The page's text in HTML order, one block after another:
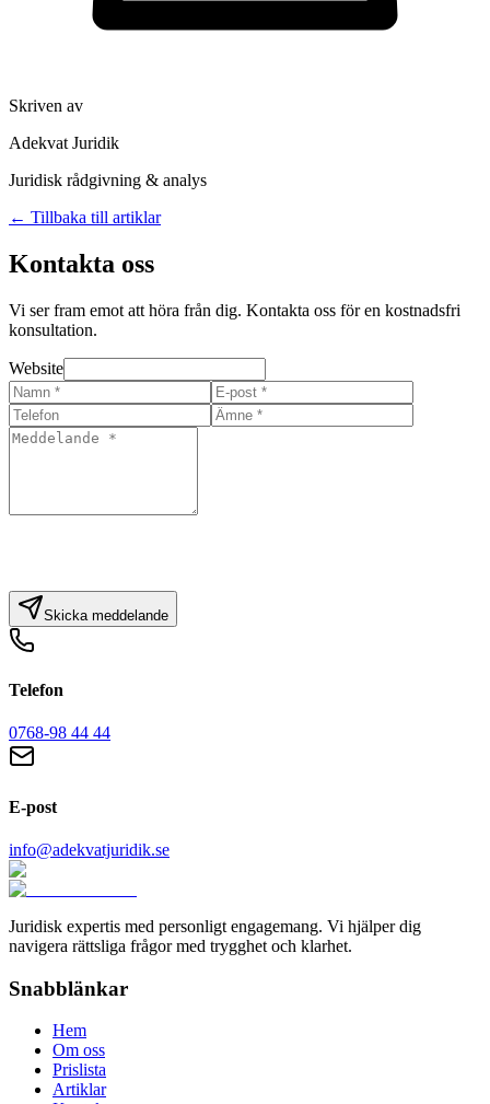
Skriven av
Adekvat Juridik
Juridisk rådgivning & analys
← Tillbaka till artiklar
Kontakta oss
Vi ser fram emot att höra från dig. Kontakta oss för en kostnadsfri
konsultation.
Website
Skicka meddelande
Telefon
0768-98 44 44
E-post
info@adekvatjuridik.se
Juridisk expertis med personligt engagemang. Vi hjälper dig
navigera rättsliga frågor med trygghet och klarhet.
Snabblänkar
Hem
Om oss
Prislista
Artiklar